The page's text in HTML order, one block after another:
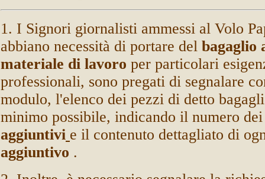
1. I Signori giornalisti ammessi al Volo
abbiano necessità di portare del bagaglio
materiale di lavoro per particolari
professionali, sono pregati di segnalare
modulo, l'elenco dei pezzi di detto
minimo possibile, indicando il numero
aggiuntivi e il contenuto dettagliato di
aggiuntivo .